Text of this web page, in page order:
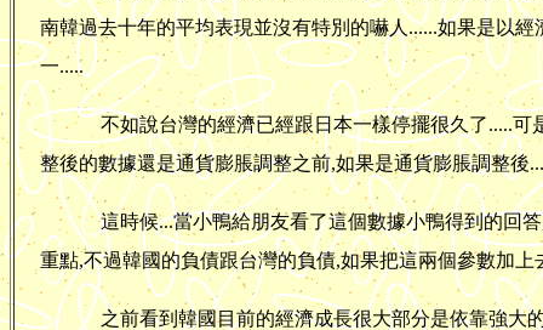
南韓過去十年的平均表現並沒有特別的嚇人......如果是以
一.....
不如說台灣的經濟已經跟日本一樣停擺很久了.....
整後的數據還是通貨膨脹調整之前,如果是通貨膨脹調整
這時候...當小鴨給朋友看了這個數據小鴨得到的回
重點,不過韓國的負債跟台灣的負債,如果把這兩個參數加上
之前看到韓國目前的經濟成長很大部分是依靠強大